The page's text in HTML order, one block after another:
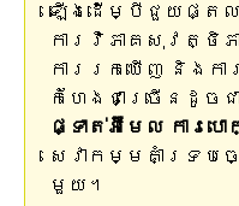
ឡើងដើម្បីជួយផ្ត
ការវិភាគសុវត្ថិ
ការរកឃើញ និងក
កំហែងជាច្រើនដូចជា
ផ្ទាត់អ៊ីមែល ការប
សេវាកម្មគាំទ្រ
មួយ។